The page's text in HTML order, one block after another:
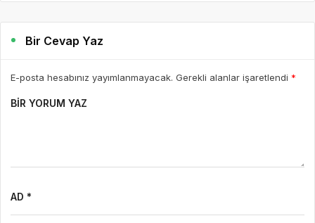
Bir Cevap Yaz
E-posta hesabınız yayımlanmayacak. Gerekli alanlar işaretlendi *
BIR YORUM YAZ
AD *